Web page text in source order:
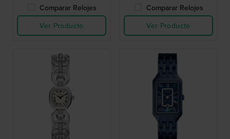
Comparar Relojes
Ver Producto
Comparar Relojes
Ver Producto